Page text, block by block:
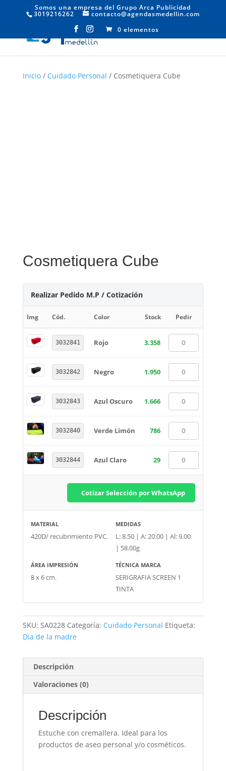
Somos una empresa del Grupo Arca Publicidad
3019216262
contacto@agendasmedellin.com
0 elementos
Inicio/ Cuidado Personal / Cosmetiquera Cube
Cosmetiquera Cube
Realizar Pedido M.P / Cotización
Img Cód. Color Stock Pedir
3032841 Rojo 3.358
3032842 Negro 1.950
3032843 Azul Oscuro 1.666
3032840 Verde Limón 786
3032844 Azul Claro 29
Cotizar Selección por WhatsApp
MATERIAL
420D/ recubrimiento PVC.
MEDIDAS
L: 8.50 | A: 20.00 | Al: 9.00
| 58.00g
ÁREA IMPRESIÓN
8 x 6 cm.
TÉCNICA MARCA
SERIGRAFIA SCREEN 1
TINTA
SKU: SA0228 Categoría: Cuidado Personal Etiqueta:
Dia de la madre
Descripción
Valoraciones (0)
Descripción
Estuche con cremallera. Ideal para los
productos de aseo personal y/o cosméticos.